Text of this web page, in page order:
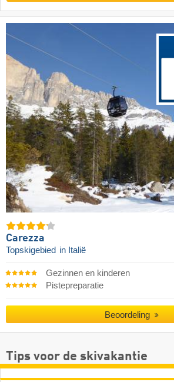
Carezza
Topskigebied in Italië
Gezinnen en kinderen
Pistepreparatie
Beoordeling
Tips voor de skivakantie